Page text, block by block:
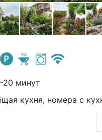
минут
кухня, номера с